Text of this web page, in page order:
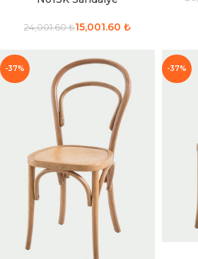
24,001.60₺15,001.60 ₺
-37% -37%